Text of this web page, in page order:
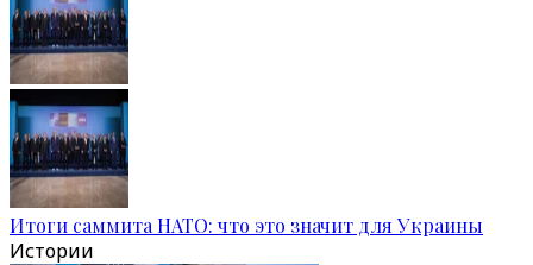
Итоги саммита НАТО: что это значит для Украины
Истории